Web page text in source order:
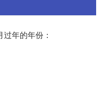
过年的年份：